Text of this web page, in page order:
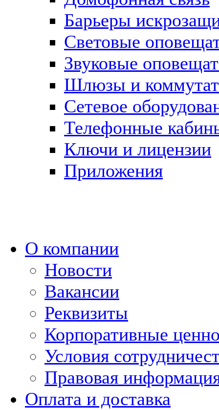
Барьеры
Световые
Звуковые
Шлюзы и
Сетевое
Телефонные
Ключи и лицензии
Приложения
О компании
Новости
Вакансии
Реквизиты
Корпоративные
Условия
Правовая
Оплата и доставка